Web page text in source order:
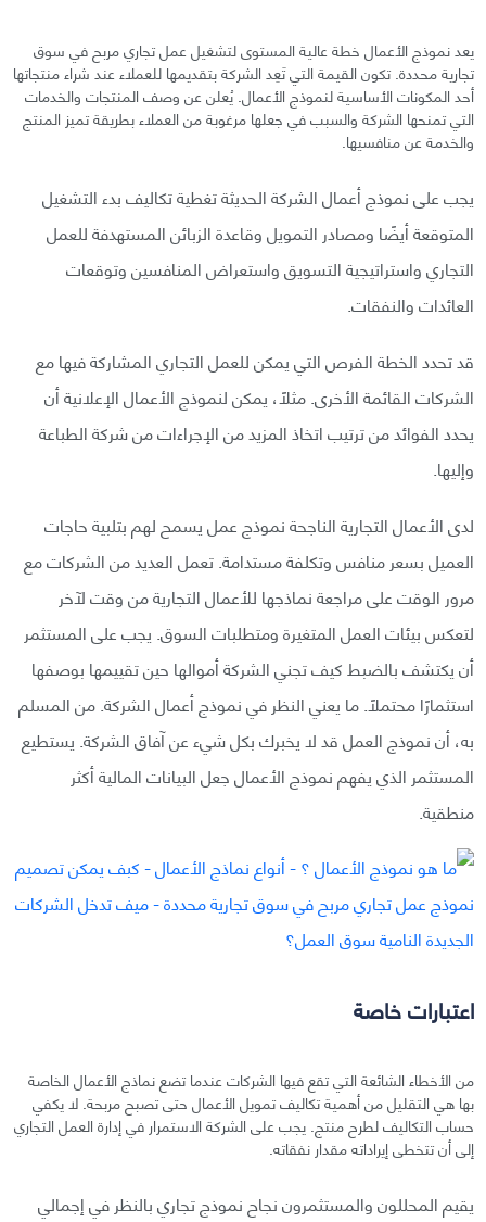
يعد نموذج الأعمال خطة عالية المستوى لتشغيل عمل تجاري مربح في سوق
تجارية محددة. تكون القيمة التي تَعِد الشركة بتقديمها للعملاء عند شراء منتجاتها
أحد المكونات الأساسية لنموذج الأعمال. يُعلن عن وصف المنتجات والخدمات
التي تمنحها الشركة والسبب في جعلها مرغوبة من العملاء بطريقة تميز المنتج
والخدمة عن منافسيها.
يجب على نموذج أعمال الشركة الحديثة تغطية تكاليف بدء التشغيل
المتوقعة أيضًا ومصادر التمويل وقاعدة الزبائن المستهدفة للعمل
التجاري واستراتيجية التسويق واستعراض المنافسين وتوقعات
العائدات والنفقات.
قد تحدد الخطة الفرص التي يمكن للعمل التجاري المشاركة فيها مع
الشركات القائمة الأخرى. مثلًا، يمكن لنموذج الأعمال الإعلانية أن
يحدد الفوائد من ترتيب اتخاذ المزيد من الإجراءات من شركة الطباعة
وإليها.
لدى الأعمال التجارية الناجحة نموذج عمل يسمح لهم بتلبية حاجات
العميل بسعر منافس وتكلفة مستدامة. تعمل العديد من الشركات مع
مرور الوقت على مراجعة نماذجها للأعمال التجارية من وقت لآخر
لتعكس بيئات العمل المتغيرة ومتطلبات السوق. يجب على المستثمر
أن يكتشف بالضبط كيف تجني الشركة أموالها حين تقييمها بوصفها
استثمارًا محتملًا. ما يعني النظر في نموذج أعمال الشركة. من المسلم
به، أن نموذج العمل قد لا يخبرك بكل شيء عن آفاق الشركة. يستطيع
المستثمر الذي يفهم نموذج الأعمال جعل البيانات المالية أكثر
منطقية.
اعتبارات خاصة
من الأخطاء الشائعة التي تقع فيها الشركات عندما تضع نماذج الأعمال الخاصة
بها هي التقليل من أهمية تكاليف تمويل الأعمال حتى تصبح مربحة. لا يكفي
حساب التكاليف لطرح منتج. يجب على الشركة الاستمرار في إدارة العمل التجاري
إلى أن تتخطى إيراداته مقدار نفقاته.
يقيم المحللون والمستثمرون نجاح نموذج تجاري بالنظر في إجمالي